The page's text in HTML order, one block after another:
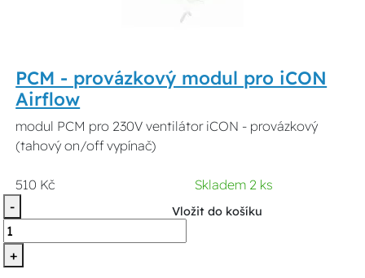
PCM - provázkový modul pro iCON
Airflow
modul PCM pro 230V ventilátor iCON - provázkový
(tahový on/off vypínač)
510 Kč
Skladem 2 ks
-
+
Vložit do košíku